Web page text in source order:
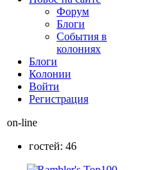
Форум
Блоги
События в
колониях
Блоги
Колонии
Войти
Peгиcтpaция
on-line
гостей: 46